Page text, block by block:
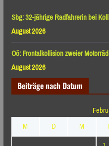
Sbg: 32-jährige Radfahrerin bei
August 2026
Oö: Frontalkollision zweier
August 2026
Beiträge nach Datum
M
D M